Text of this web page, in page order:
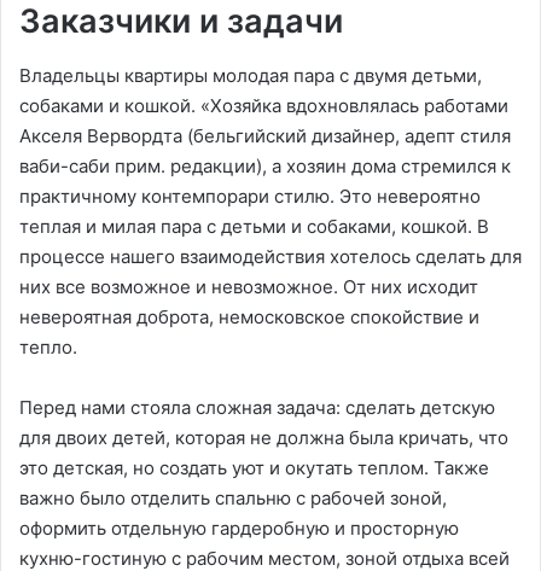
Заказчики и задачи
Владельцы квартиры молодая пара с двумя детьми,
собаками и кошкой. «Хозяйка вдохновлялась работами
Акселя Вервордта (бельгийский дизайнер, адепт стиля
ваби-саби прим. редакции), а хозяин дома стремился к
практичному контемпорари стилю. Это невероятно
теплая и милая пара с детьми и собаками, кошкой. В
процессе нашего взаимодействия хотелось сделать для
них все возможное и невозможное. От них исходит
невероятная доброта, немосковское спокойствие и
тепло.
Перед нами стояла сложная задача: сделать детскую
для двоих детей, которая не должна была кричать, что
это детская, но создать уют и окутать теплом. Также
важно было отделить спальню с рабочей зоной,
оформить отдельную гардеробную и просторную
кухню-гостиную с рабочим местом, зоной отдыха всей